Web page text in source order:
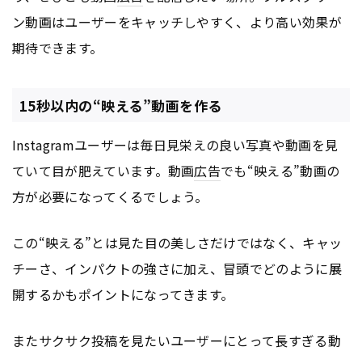
ン動画はユーザーをキャッチしやすく、より高い効果が
期待できます。
15秒以内の“映える”動画を作る
Instagramユーザーは毎日見栄えの良い写真や動画を見
ていて目が肥えています。動画広告でも“映える”動画の
方が必要になってくるでしょう。
この“映える”とは見た目の美しさだけではなく、キャッ
チーさ、インパクトの強さに加え、冒頭でどのように展
開するかもポイントになってきます。
またサクサク投稿を見たいユーザーにとって長すぎる動